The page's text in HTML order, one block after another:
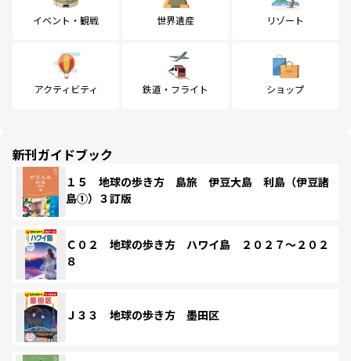
イベント・観戦 世界遺産 リゾート
アクティビティ 鉄道・フライト ショップ
新刊ガイドブック
１５ 地球の歩き方 島旅 伊豆大島 利島（伊豆諸
島①）３訂版
Ｃ０２ 地球の歩き方 ハワイ島 ２０２７～２０２
８
Ｊ３３ 地球の歩き方 墨田区